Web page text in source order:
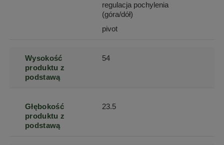
regulacja pochylenia
(góra/dół)
pivot
Wysokość
produktu z
podstawą
54
Głębokość
produktu z
podstawą
23.5